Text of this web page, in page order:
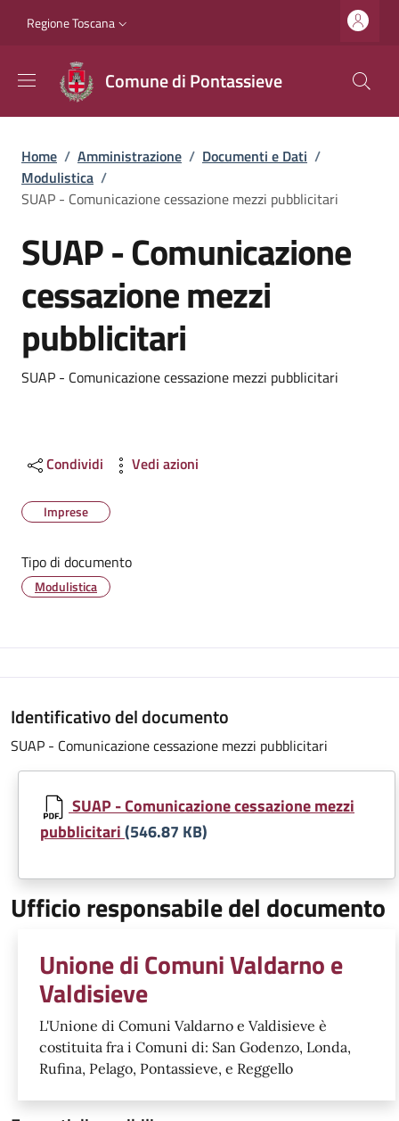
Slim top
Regione Toscana
Comune di Pontassieve
Briciole di pane
Home / Amministrazione / Documenti e Dati /
Modulistica /
SUAP - Comunicazione cessazione mezzi pubblicitari
SUAP - Comunicazione
cessazione mezzi
pubblicitari
Dettagli
SUAP - Comunicazione cessazione mezzi pubblicitari
Condividi Vedi azioni
Imprese
Tipo di documento
Modulistica
Identificativo del documento
SUAP - Comunicazione cessazione mezzi pubblicitari
SUAP - Comunicazione cessazione mezzi
pubblicitari(546.87 KB)
Ufficio responsabile del documento
Unione di Comuni Valdarno e
Valdisieve
L'Unione di Comuni Valdarno e Valdisieve è
costituita fra i Comuni di: San Godenzo, Londa,
Rufina, Pelago, Pontassieve, e Reggello